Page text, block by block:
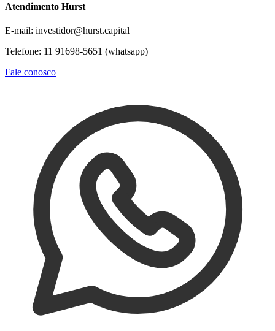
Atendimento Hurst
E-mail: investidor@hurst.capital
Telefone: 11 91698-5651 (whatsapp)
Fale conosco